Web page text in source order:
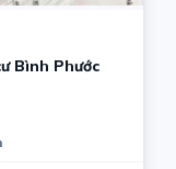
Bình Phước